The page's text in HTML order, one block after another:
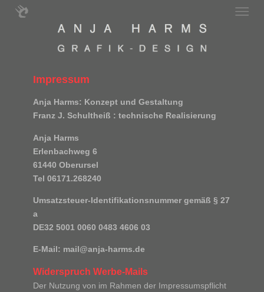
Impressum
Anja Harms: Konzept und Gestaltung
Franz J. Schultheiß : technische Realisierung
Anja Harms
Erlenbachweg 6
61440 Oberursel
Tel 06171.268240
Umsatzsteuer-Identifikationsnummer gemäß § 27
a
DE32 5001 0060 0483 4606 03
E-Mail: mail@anja-harms.de
Widerspruch Werbe-Mails
Der Nutzung von im Rahmen der Impressumspflicht